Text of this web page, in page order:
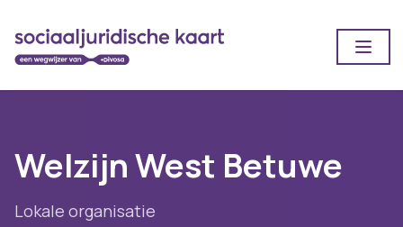
Welzijn West Betuwe
Lokale organisatie